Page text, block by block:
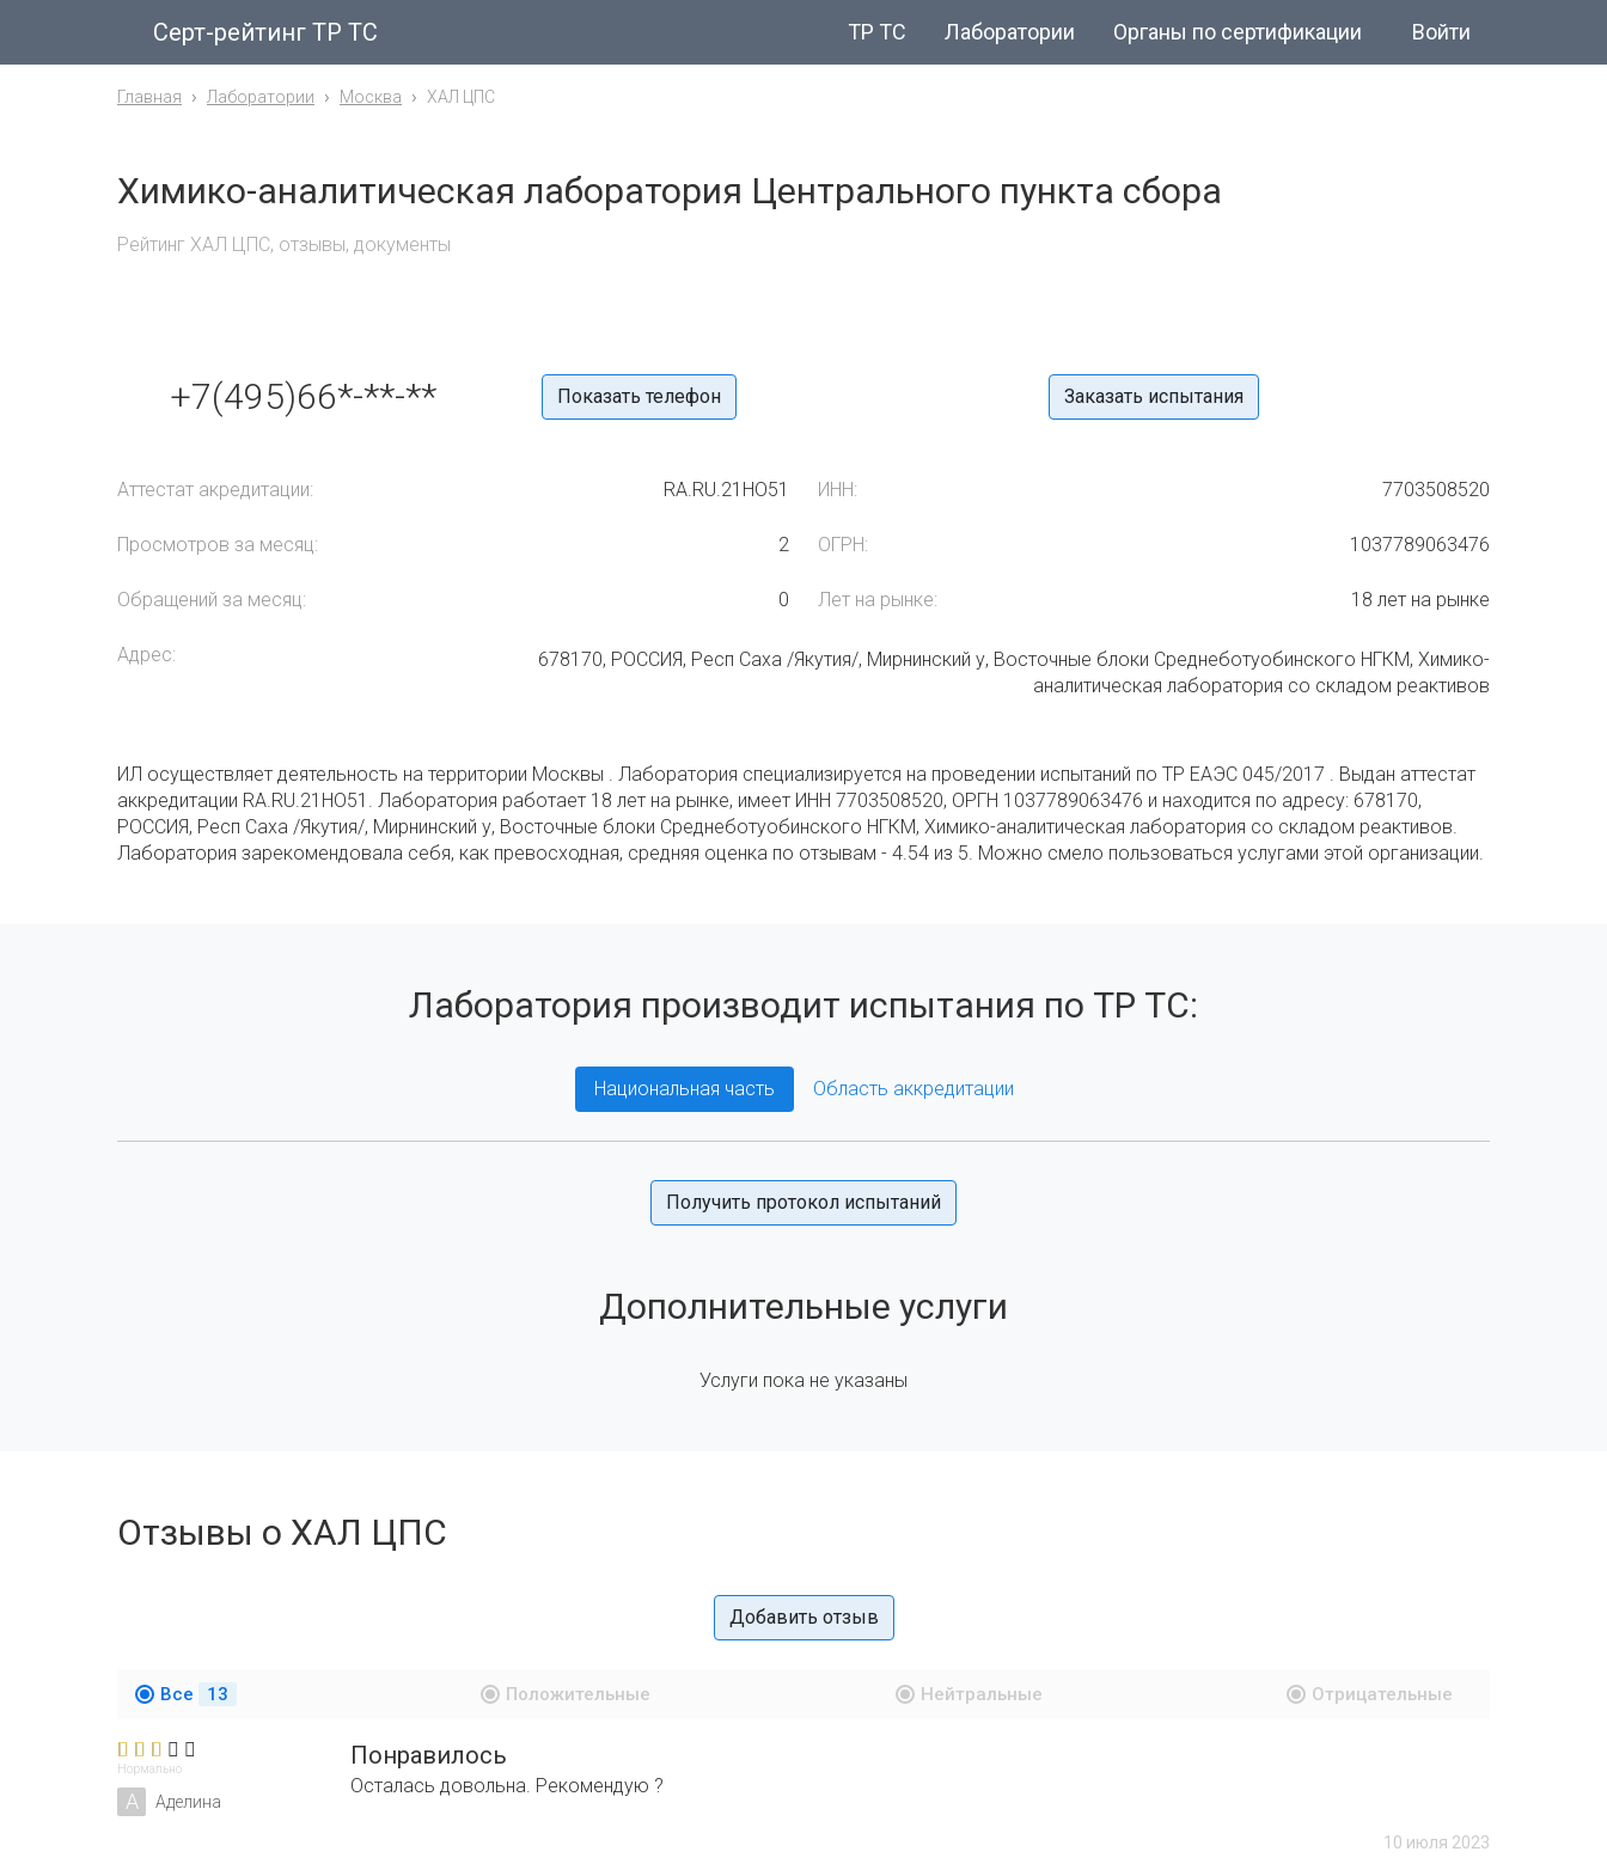
Серт-рейтинг ТР ТС ТР ТС Лаборатории Органы по сертификации Войти
Главная Лаборатории Москва ХАЛ ЦПС
Химико-аналитическая лаборатория Центрального пункта сбора
Рейтинг ХАЛ ЦПС, отзывы, документы
+7(495)66*-**-** Показать телефон Заказать испытания
Аттестат акредитации: RA.RU.21НО51
Просмотров за месяц: 2
Обращений за месяц: 0
ИНН: 7703508520
ОГРН: 1037789063476
Лет на рынке: 18 лет на рынке
Адрес:
678170, РОССИЯ, Респ Саха /Якутия/, Мирнинский у, Восточные блоки Среднеботуобинского НГКМ, Химико-
аналитическая лаборатория со складом реактивов
ИЛ осуществляет деятельность на территории Москвы . Лаборатория специализируется на проведении испытаний по ТР ЕАЭС 045/2017 . Выдан аттестат
аккредитации RA.RU.21НО51. Лаборатория работает 18 лет на рынке, имеет ИНН 7703508520, ОРГН 1037789063476 и находится по адресу: 678170,
РОССИЯ, Респ Саха /Якутия/, Мирнинский у, Восточные блоки Среднеботуобинского НГКМ, Химико-аналитическая лаборатория со складом реактивов.
Лаборатория зарекомендовала себя, как превосходная, средняя оценка по отзывам - 4.54 из 5. Можно смело пользоваться услугами этой организации.
Лаборатория производит испытания по ТР ТС:
Национальная часть Область аккредитации
Получить протокол испытаний
Дополнительные услуги
Услуги пока не указаны
Отзывы о ХАЛ ЦПС
Добавить отзыв
Все 13 Положительные Нейтральные Отрицательные
Нормально
А Аделина
Понравилось
Осталась довольна. Рекомендую ?
10 июля 2023